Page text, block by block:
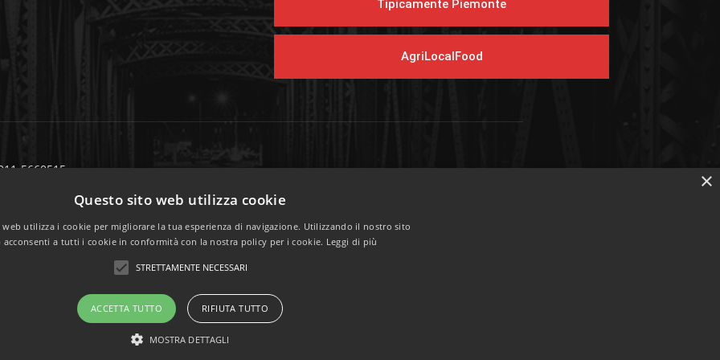
Tipicamente Piemonte
AgriLocalFood
5660515
Casale 297/bis 10132 Torino
info@consorziofinagro.it
×
Questo sito web utilizza cookie
utilizza i cookie per migliorare la tua esperienza di navigazione. Utilizzando il nostro sito
acconsenti a tutti i cookie in conformità con la nostra policy per i cookie. Leggi di più
STRETTAMENTE NECESSARI
ACCETTA TUTTO RIFIUTA TUTTO
MOSTRA DETTAGLI